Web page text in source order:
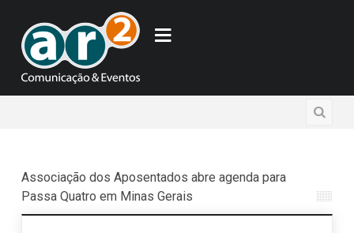
Associação dos Aposentados abre agenda para
Passa Quatro em Minas Gerais